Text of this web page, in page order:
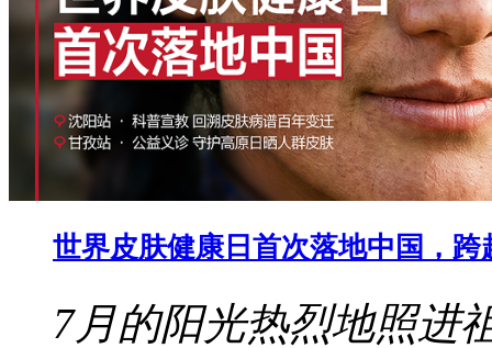
世界皮肤健康日首次落地中国，
7月的阳光热烈地照进